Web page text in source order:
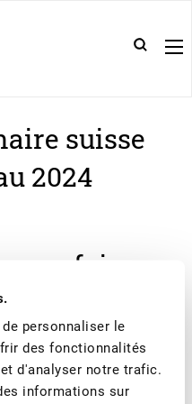
personnaliser le
des fonctionnalités
d'analyser notre trafic.
informations sur
suisse
2024
faire
nous
prochaine.